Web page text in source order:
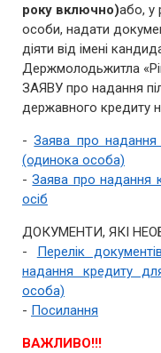
року включно)або, у
особи, надати
діяти від імені
Держмолодьжитла
ЗАЯВУ про надання
державного кредиту
-Заява про надання
(одинока особа)
-Заява про надання
осіб
ДОКУМЕНТИ, ЯКІ
- Перелік
надання кредиту
особа)
- Посилання
ВАЖЛИВО!!!